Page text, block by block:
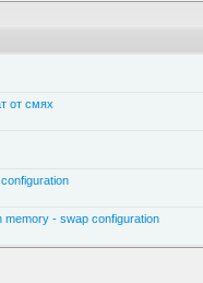
от смях
- swap configuration